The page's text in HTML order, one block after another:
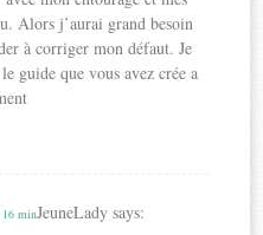
Alors j’aurai grand besoin
à corriger mon défaut. Je
guide que vous avez crée a
JeuneLady says:
16 min